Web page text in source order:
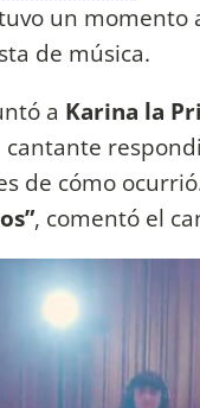
un momento
de música.
a Karina la
de cómo
, comentó el